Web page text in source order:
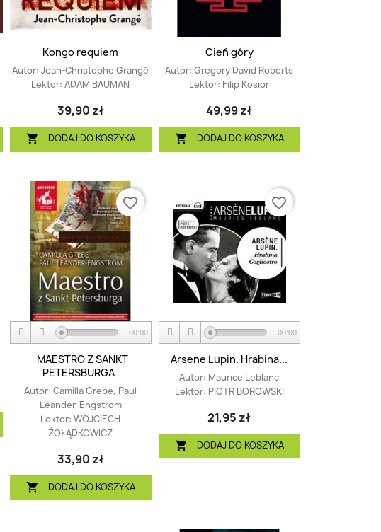
Kongo requiem
Autor:Jean-Christophe Grangé
Lektor:ADAM BAUMAN
39,90 zł
 DODAJ DO KOSZYKA
Cień góry
Autor:Gregory David Roberts
Lektor: Filip Kosior
49,99 zł
 DODAJ DO KOSZYKA
00:00
MAESTRO Z SANKT
PETERSBURGA
Autor:Camilla Grebe, Paul
Leander-Engstrom
Lektor:WOJCIECH
ŻOŁĄDKOWICZ
33,90 zł
 DODAJ DO KOSZYKA
favorite_border
00:00
Arsene Lupin. Hrabina...
Autor: Maurice Leblanc
Lektor: PIOTR BOROWSKI
21,95 zł
 DODAJ DO KOSZYKA
favorite_border